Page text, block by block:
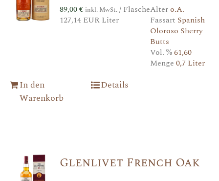
89,00€ inkl. MwSt./ Flasche
127,14 EUR Liter
Altero.A.
Fassart Spanish
Oloroso Sherry
Butts
Vol. %61,60
Menge 0,7 Liter
In den
Warenkorb
Details
Glenlivet French Oak